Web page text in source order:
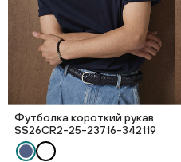
Футболка короткий рукав
SS26CR2-25-23716-342119